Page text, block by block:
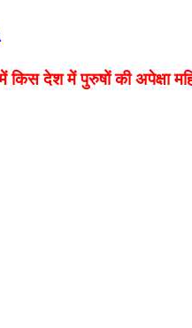
किस देश में पुरुषों की अपेक्षा